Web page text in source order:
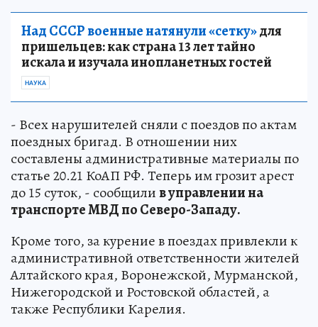
Над СССР военные натянули «сетку»для
пришельцев: как страна 13 лет тайно
искала и изучала инопланетных гостей
НАУКА
- Всех нарушителей сняли с поездов по актам
поездных бригад. В отношении них
составлены административные материалы по
статье 20.21 КоАП РФ. Теперь им грозит арест
до 15 суток, - сообщилив управлении на
транспорте МВД по Северо-Западу.
Кроме того, за курение в поездах привлекли к
административной ответственности жителей
Алтайского края, Воронежской, Мурманской,
Нижегородской и Ростовской областей, а
также Республики Карелия.